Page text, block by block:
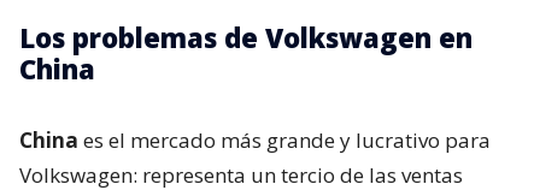
Los problemas de Volkswagen en
China
China es el mercado más grande y lucrativo para
Volkswagen: representa un tercio de las ventas